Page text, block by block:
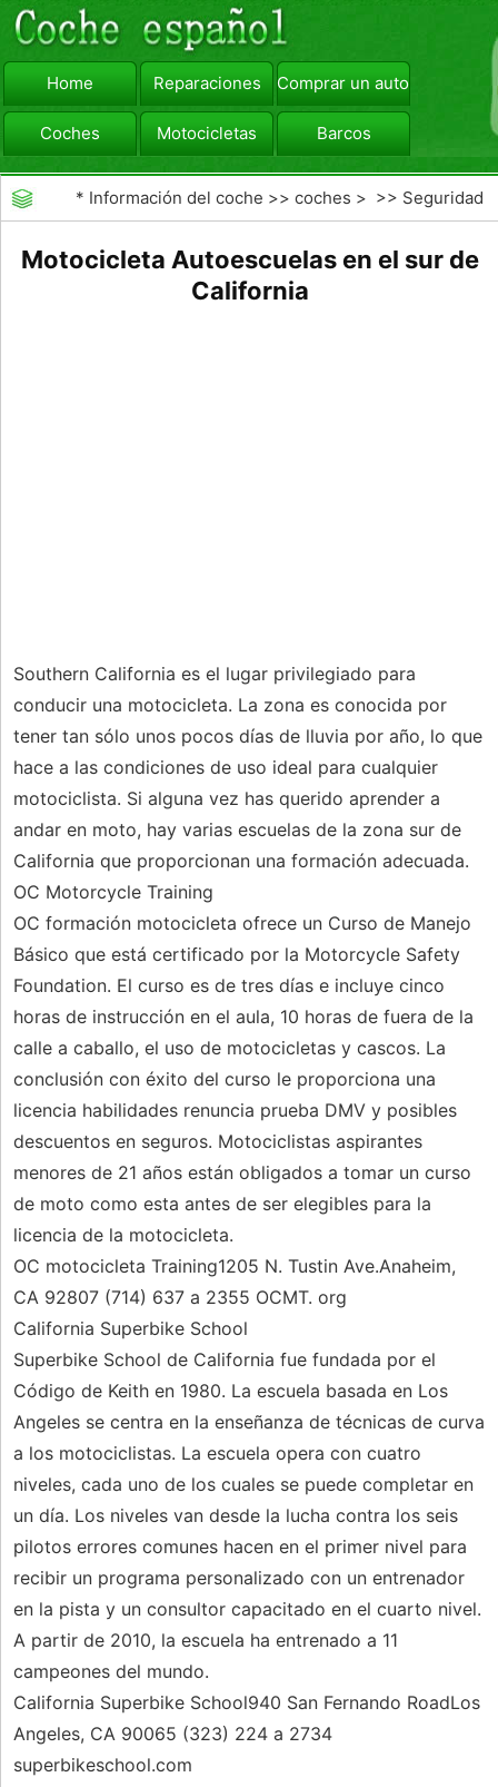
Home Reparaciones Comprar un automóvil
Coches Motocicletas Barcos
viajar Camiones
* Información del coche >>coches > >> Seguridad
Motocicleta Autoescuelas en el sur de
California
Southern California es el lugar privilegiado para
conducir una motocicleta. La zona es conocida por
tener tan sólo unos pocos días de lluvia por año, lo que
hace a las condiciones de uso ideal para cualquier
motociclista. Si alguna vez has querido aprender a
andar en moto, hay varias escuelas de la zona sur de
California que proporcionan una formación adecuada.
OC Motorcycle Training
OC formación motocicleta ofrece un Curso de Manejo
Básico que está certificado por la Motorcycle Safety
Foundation. El curso es de tres días e incluye cinco
horas de instrucción en el aula, 10 horas de fuera de la
calle a caballo, el uso de motocicletas y cascos. La
conclusión con éxito del curso le proporciona una
licencia habilidades renuncia prueba DMV y posibles
descuentos en seguros. Motociclistas aspirantes
menores de 21 años están obligados a tomar un curso
de moto como esta antes de ser elegibles para la
licencia de la motocicleta.
OC motocicleta Training1205 N. Tustin Ave.Anaheim,
CA 92807 (714) 637 a 2355 OCMT. org
California Superbike School
Superbike School de California fue fundada por el
Código de Keith en 1980. La escuela basada en Los
Angeles se centra en la enseñanza de técnicas de curva
a los motociclistas. La escuela opera con cuatro
niveles, cada uno de los cuales se puede completar en
un día. Los niveles van desde la lucha contra los seis
pilotos errores comunes hacen en el primer nivel para
recibir un programa personalizado con un entrenador
en la pista y un consultor capacitado en el cuarto nivel.
A partir de 2010, la escuela ha entrenado a 11
campeones del mundo.
California Superbike School940 San Fernando RoadLos
Angeles, CA 90065 (323) 224 a 2734
superbikeschool.com